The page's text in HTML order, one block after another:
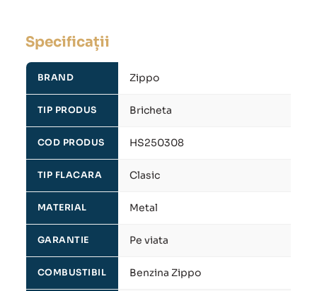
Specificații
BRAND Zippo
TIP PRODUS Bricheta
COD PRODUS HS250308
TIP FLACARA Clasic
MATERIAL Metal
GARANTIE Pe viata
COMBUSTIBIL Benzina Zippo